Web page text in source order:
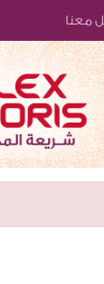
معنا